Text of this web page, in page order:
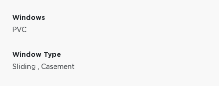
Windows
PVC
Window Type
Sliding , Casement